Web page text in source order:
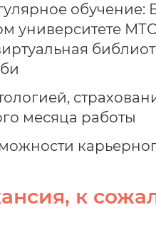
университете
месяца работы
к